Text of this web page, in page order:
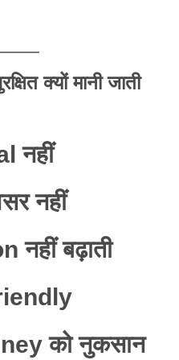
क्यों मानी जाती
नहीं
नहीं
बढ़ाती
को नुकसान